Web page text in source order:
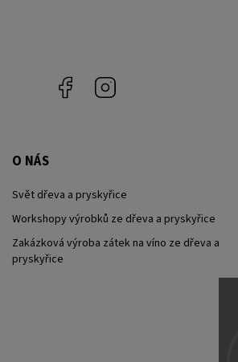
Facebook
O NÁS
Svět dřeva a pryskyřice
Workshopy výrobků ze dřeva a pryskyřice
Zakázková výroba zátek na víno ze dřeva a
pryskyřice